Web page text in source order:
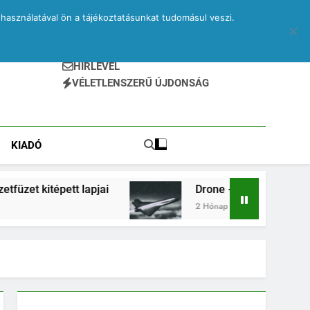
HÍRLEVÉL
VÉLETLENSZERŰ ÚJDONSÁG
KIADÓ
lapjai Drone – egy elveszett jegyzetfüzet
2 Hónap Ezelőtt
ön a tájékoztatásunkat tudomásul veszi.